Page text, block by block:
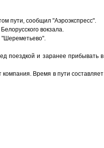
пути, сообщил "Аэроэкспресс".
вокзала.
"Шереметьево".
поездкой и заранее прибывать в
Время в пути составляет